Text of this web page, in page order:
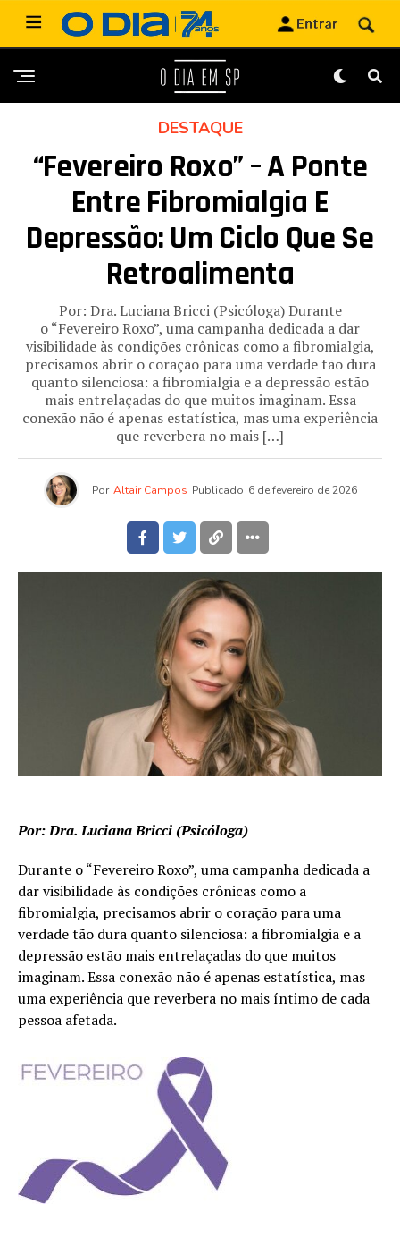
DESTAQUE
“Fevereiro Roxo” – A Ponte
Entre Fibromialgia E
Depressão: Um Ciclo Que Se
Retroalimenta
Por: Dra. Luciana Bricci (Psicóloga) Durante
o “Fevereiro Roxo”, uma campanha dedicada a dar
visibilidade às condições crônicas como a fibromialgia,
precisamos abrir o coração para uma verdade tão dura
quanto silenciosa: a fibromialgia e a depressão estão
mais entrelaçadas do que muitos imaginam. Essa
conexão não é apenas estatística, mas uma experiência
que reverbera no mais […]
Por Altair Campos Publicado 6 de fevereiro de 2026
Por: Dra. Luciana Bricci (Psicóloga)
Durante o “Fevereiro Roxo”, uma campanha dedicada a
dar visibilidade às condições crônicas como a
fibromialgia, precisamos abrir o coração para uma
verdade tão dura quanto silenciosa: a fibromialgia e a
depressão estão mais entrelaçadas do que muitos
imaginam. Essa conexão não é apenas estatística, mas
uma experiência que reverbera no mais íntimo de cada
pessoa afetada.